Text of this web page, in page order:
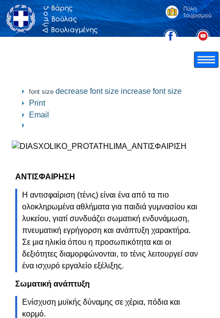
font size decrease font size increase font size
Print
Email
ΑΝΤΙΣΦΑΙΡΗΣΗ
Η αντισφαίριση (τένις) είναι ένα από τα πιο
ολοκληρωμένα αθλήματα για παιδιά γυμνασίου και
λυκείου, γιατί συνδυάζει σωματική ενδυνάμωση,
πνευματική εγρήγορση και ανάπτυξη χαρακτήρα.
Σε μια ηλικία όπου η προσωπικότητα και οι
δεξιότητες διαμορφώνονται, το τένις λειτουργεί σαν
ένα ισχυρό εργαλείο εξέλιξης.
Σωματική ανάπτυξη
Ενίσχυση μυϊκής δύναμης σε χέρια, πόδια και
κορμό.